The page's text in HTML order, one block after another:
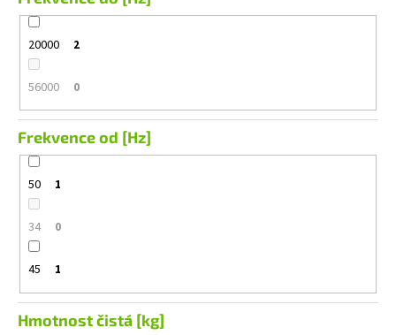
20000 2
56000 0
Frekvence od [Hz]
50 1
34 0
45 1
Hmotnost čistá [kg]